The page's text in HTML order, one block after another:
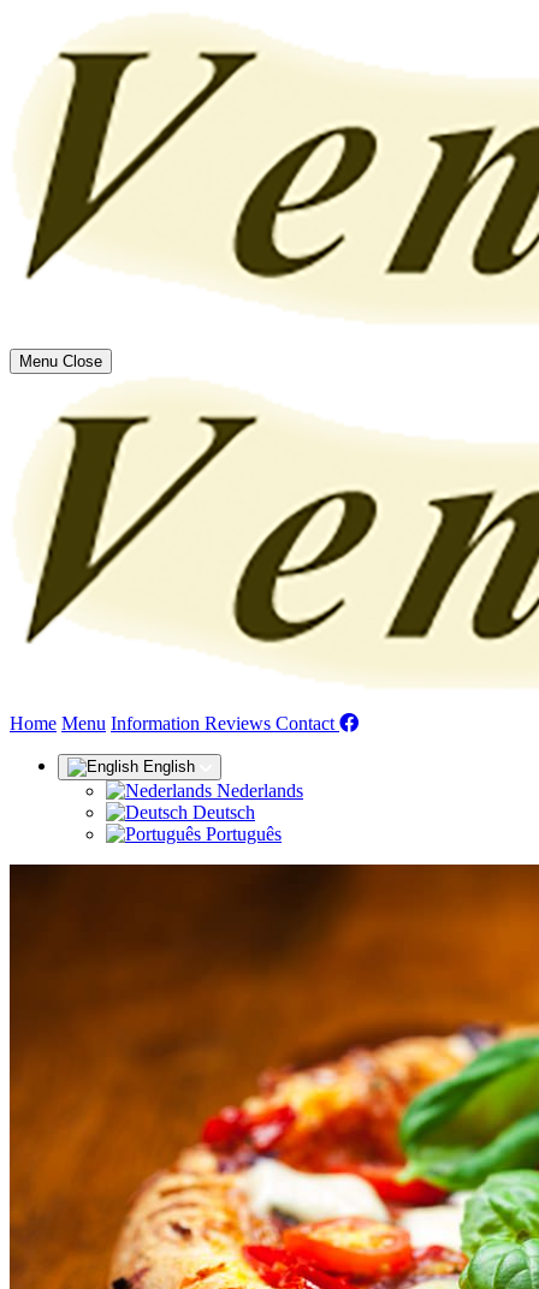
Menu Close
Home Menu Information (current)
Reviews Contact
English
Nederlands
Deutsch
Português